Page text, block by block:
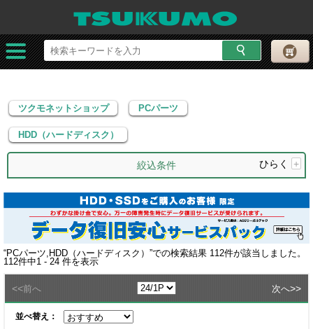
ツクモネットショップ PCパーツ HDD（ハードディスク）
ツクモネットショップ PCパーツ
HDD（ハードディスク）
絞込条件 ひらく +
“PCパーツ,HDD（ハードディスク） ”での検索結果 112件が該当しました。
112件中1 - 24 件を表示
<<前へ 次へ>>
並べ替え：